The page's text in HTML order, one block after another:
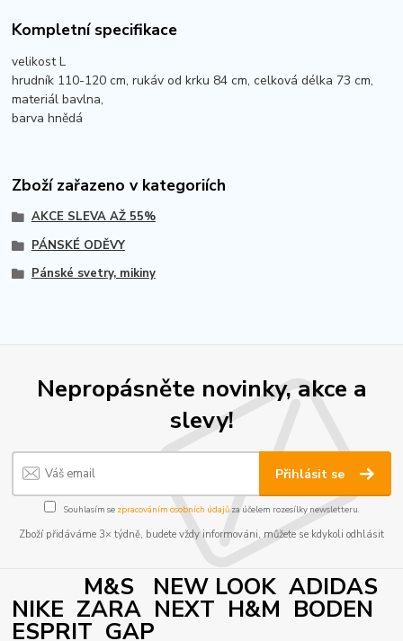
Kompletní specifikace
velikost L
hrudník 110-120 cm, rukáv od krku 84 cm, celková délka 73 cm,
materiál bavlna,
barva hnědá
Zboží zařazeno v kategoriích
AKCE SLEVA AŽ 55%
PÁNSKÉ ODĚVY
Pánské svetry, mikiny
Nepropásněte novinky, akce a
slevy!
Přihlásit se
Souhlasím se zpracováním osobních údajůza účelem rozesílky newsletteru.
Zboží přidáváme 3× týdně, budete vždy informováni, můžete se kdykoli odhlásit
M&S NEW LOOK ADIDAS
NIKE ZARA NEXT H&M BODEN
ESPRIT GAP